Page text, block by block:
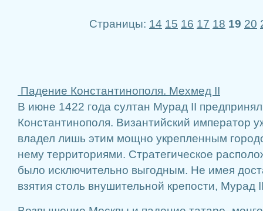
Страницы: 14 15 16 17 18 19 20
Падение Константинополя. Мехмед II
В июне 1422 года султан Мурад II
Константинополя. Византийский император
владел лишь этим мощно укрепленным
нему территориями. Стра­тегическое
было исключительно выгодным. Не имея
взятия столь внушительной крепости, Мурад